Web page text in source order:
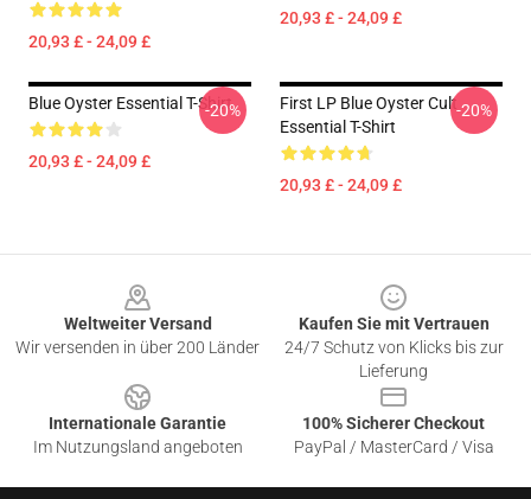
20,93 £ - 24,09 £
20,93 £ - 24,09 £
Blue Oyster Essential T-Shirt
20,93 £ - 24,09 £
-20%
First LP Blue Oyster Cult
Essential T-Shirt
20,93 £ - 24,09 £
-20%
Weltweiter Versand
Wir versenden in über 200 Länder
Kaufen Sie mit Vertrauen
24/7 Schutz von Klicks bis zur
Lieferung
Internationale Garantie
Im Nutzungsland angeboten
100% Sicherer Checkout
PayPal / MasterCard / Visa